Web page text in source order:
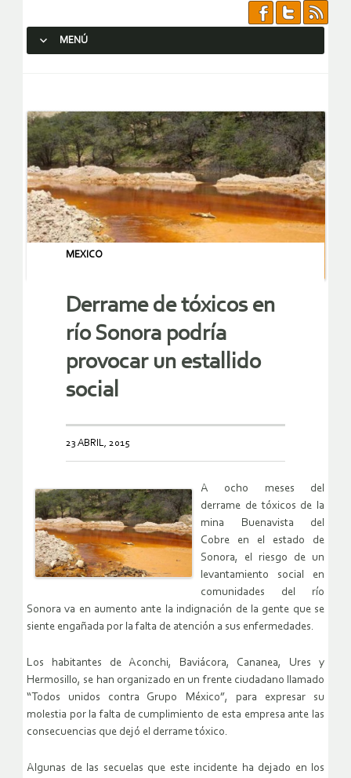
MENÚ
MEXICO
Derrame de tóxicos en
río Sonora podría
provocar un estallido
social
23 ABRIL, 2015
A ocho meses del
derrame de tóxicos de la
mina Buenavista del
Cobre en el estado de
Sonora, el riesgo de un
levantamiento social en
comunidades del río
Sonora va en aumento ante la indignación de la gente que se
siente engañada por la falta de atención a sus enfermedades.
Los habitantes de Aconchi, Baviácora, Cananea, Ures y
Hermosillo, se han organizado en un frente ciudadano llamado
“Todos unidos contra Grupo México”, para expresar su
molestia por la falta de cumplimiento de esta empresa ante las
consecuencias que dejó el derrame tóxico.
Algunas de las secuelas que este incidente ha dejado en los